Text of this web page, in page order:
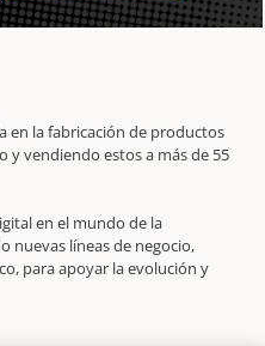
en la fabricación de productos
y vendiendo estos a más de 55
en el mundo de la
nuevas líneas de negocio,
para apoyar la evolución y